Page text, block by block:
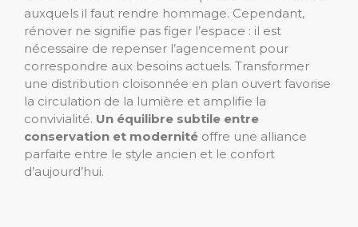
auxquels il faut rendre hommage. Cependant,
rénover ne signifie pas figer l’espace : il est
nécessaire de repenser l’agencement pour
correspondre aux besoins actuels. Transformer
une distribution cloisonnée en plan ouvert favorise
la circulation de la lumière et amplifie la
convivialité. Un équilibre subtile entre
conservation et modernité offre une alliance
parfaite entre le style ancien et le confort
d’aujourd’hui.